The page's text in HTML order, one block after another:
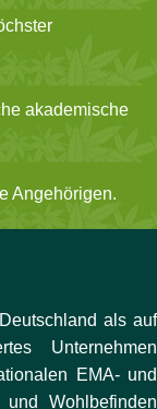
akademische
Angehörigen.
als auf
Unternehmen
EMA- und
und Wohlbefinden